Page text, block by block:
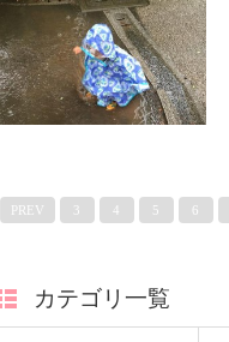
PREV 3 4 5 6
カテゴリ一覧